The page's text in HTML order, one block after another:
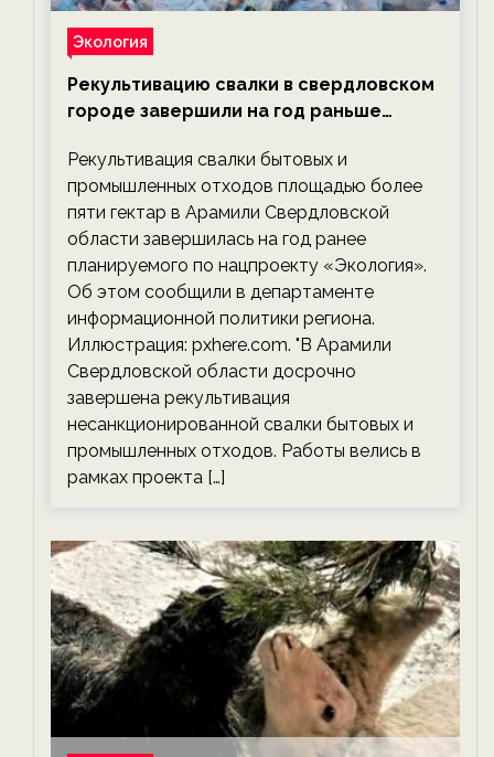
Экология
Рекультивацию свалки в свердловском
городе завершили на год раньше
экологии на ECOportal
Рекультивация свалки бытовых и
промышленных отходов площадью более
пяти гектар в Арамили Свердловской
области завершилась на год ранее
планируемого по нацпроекту «Экология».
Об этом сообщили в департаменте
информационной политики региона.
Иллюстрация: pxhere.com. "В Арамили
Свердловской области досрочно
завершена рекультивация
несанкционированной свалки бытовых и
промышленных отходов. Работы велись в
рамках проекта […]